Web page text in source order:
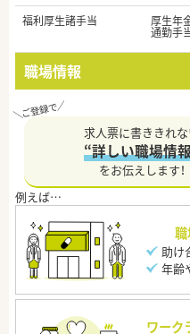
福利厚生諸手当
厚生年
通勤手
職場情報
求人票に書ききれ
“詳しい職場情
をお伝えします！
助け
年齢
ワーク